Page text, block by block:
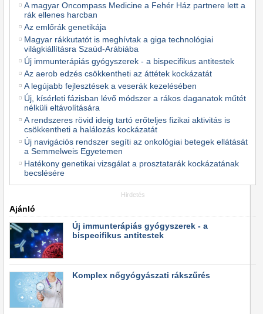
A magyar Oncompass Medicine a Fehér Ház partnere lett a
rák ellenes harcban
Az emlőrák genetikája
Magyar rákkutatót is meghívtak a giga technológiai
világkiállításra Szaúd-Arábiába
Új immunterápiás gyógyszerek - a bispecifikus antitestek
Az aerob edzés csökkentheti az áttétek kockázatát
A legújabb fejlesztések a veserák kezelésében
Új, kísérleti fázisban lévő módszer a rákos daganatok műtét
nélküli eltávolítására
A rendszeres rövid ideig tartó erőteljes fizikai aktivitás is
csökkentheti a halálozás kockázatát
Új navigációs rendszer segíti az onkológiai betegek ellátását
a Semmelweis Egyetemen
Hatékony genetikai vizsgálat a prosztatarák kockázatának
becslésére
Hirdetés
Ajánló
Új immunterápiás gyógyszerek - a
bispecifikus antitestek
Komplex nőgyógyászati rákszűrés